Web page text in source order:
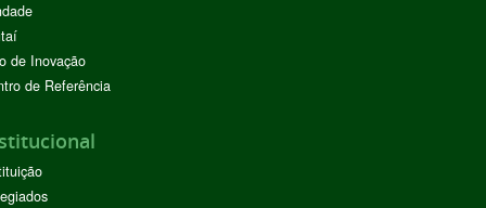
de Inovação
de Referência